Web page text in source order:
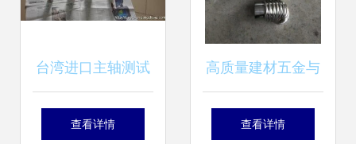
旭科技-
台湾进口主轴测试
棒BT/SK/hsk系列
查看详情
高质量建材五金与
不锈钢配件批发 全
查看详情